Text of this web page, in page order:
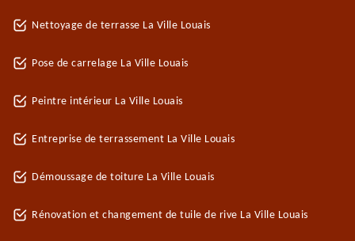
Nettoyage de terrasse La Ville Louais
Pose de carrelage La Ville Louais
Peintre intérieur La Ville Louais
Entreprise de terrassement La Ville Louais
Démoussage de toiture La Ville Louais
Rénovation et changement de tuile de rive La Ville Louais